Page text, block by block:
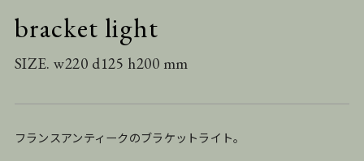
bracket light
SIZE. w220 d125 h200 mm
フランスアンティークのブラケットライト。